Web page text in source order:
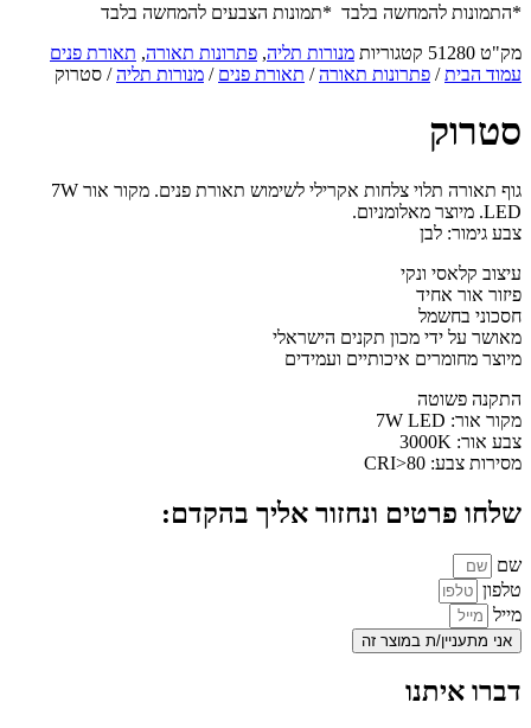
*התמונות להמחשה בלבד *תמונות הצבעים להמחשה בלבד
מק"ט 51280 קטגוריות מנורות תליה, פתרונות תאורה, תאורת פנים
עמוד הבית/ פתרונות תאורה/ תאורת פנים / מנורות תליה/ סטרוק
סטרוק
גוף תאורה תלוי צלחות אקרילי לשימוש תאורת פנים. מקור אור 7W
LED. מיוצר מאלומניום.
צבע גימור: לבן
עיצוב קלאסי ונקי
פיזור אור אחיד
חסכוני בחשמל
מאושר על ידי מכון תקנים הישראלי
מיוצר מחומרים איכותיים ועמידים
התקנה פשוטה
מקור אור: 7W LED
צבע אור: 3000K
מסירות צבע: CRI>80
שלחו פרטים ונחזור אליך בהקדם:
שם
טלפון
מייל
אני מתעניין/ת במוצר זה
דברו איתנו